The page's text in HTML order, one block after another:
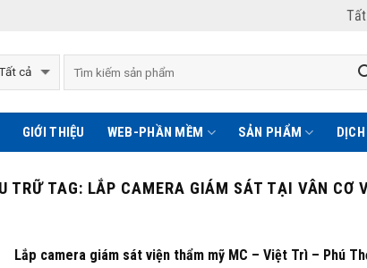
GIỚI THIỆU WEB-PHẦN MỀM SẢN PHẨM
TRỮ TAG: LẮP CAMERA GIÁM SÁT TẠI VÂN CƠ
Lắp camera giám sát viện thẩm mỹ MC – Việt Trì – Phú